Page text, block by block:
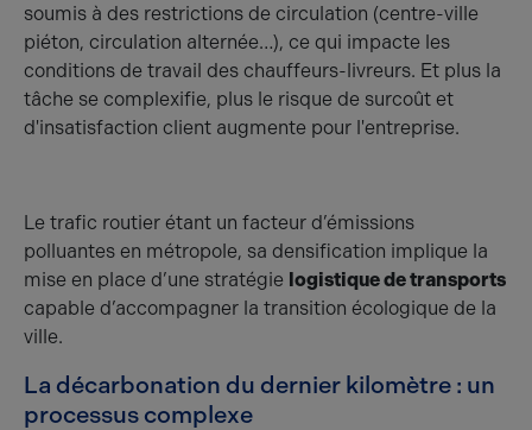
soumis à des restrictions de circulation (centre-ville
piéton, circulation alternée…), ce qui impacte les
conditions de travail des chauffeurs-livreurs. Et plus la
tâche se complexifie, plus le risque de surcoût et
d'insatisfaction client augmente pour l'entreprise.
Le trafic routier étant un facteur d’émissions
polluantes en métropole, sa densification implique la
mise en place d’une stratégie logistique de transports
capable d’accompagner la transition écologique de la
ville.
La décarbonation du dernier kilomètre : un
processus complexe